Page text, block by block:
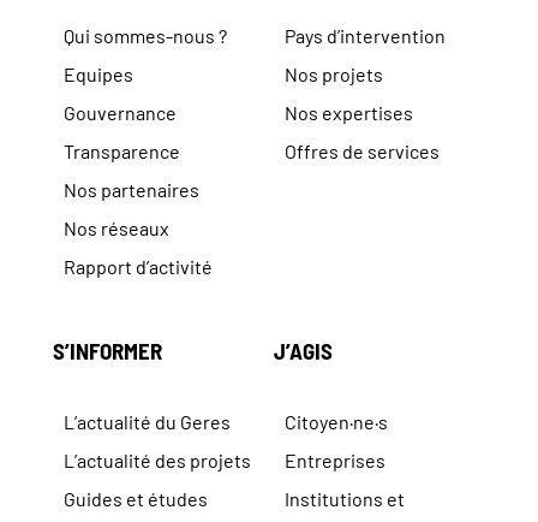
Qui sommes-nous ?
Equipes
Gouvernance
Transparence
Nos partenaires
Nos réseaux
Rapport d’activité
Pays d’intervention
Nos projets
Nos expertises
Offres de services
S’INFORMER
L’actualité du Geres
L’actualité des projets
Guides et études
J’AGIS
Citoyen·ne·s
Entreprises
Institutions et